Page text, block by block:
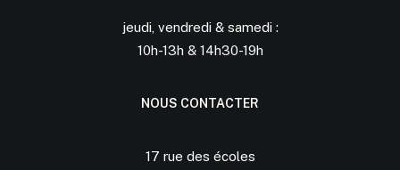
jeudi, vendredi & samedi :
10h-13h & 14h30-19h
NOUS CONTACTER
17 rue des écoles